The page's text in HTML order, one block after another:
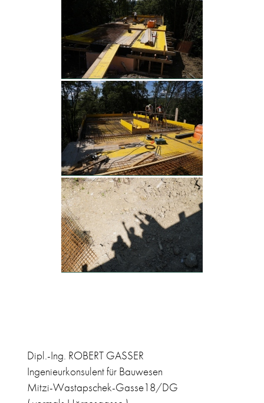
Dipl.-Ing. ROBERT GASSER
Ingenieurkonsulent für Bauwesen
Mitzi-Wastapschek-Gasse18/DG